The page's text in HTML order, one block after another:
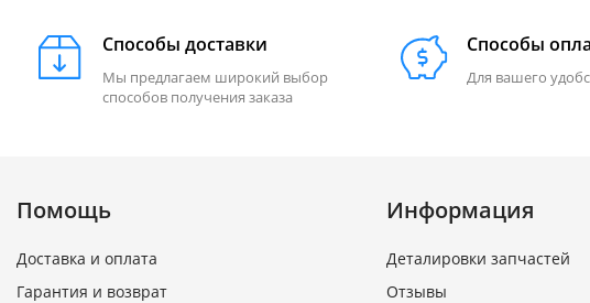
Способы доставки
Мы предлагаем широкий выбор
способов получения заказа
Способы
Для вашего
Помощь
Доставка и оплата
Гарантия и возврат
Информация
Деталировки запчастей
Отзывы